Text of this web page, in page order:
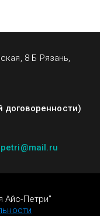
8 Б Рязань,
договоренности)
Айс-Петри"